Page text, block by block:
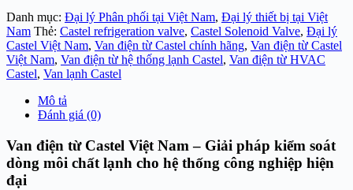
Danh mục: Đại lý Phân phối tại Việt Nam, Đại lý thiết bị tại Việt
Nam Thẻ: Castel refrigeration valve, Castel Solenoid Valve, Đại lý
Castel Việt Nam, Van điện từ Castel chính hãng, Van điện từ Castel
Việt Nam, Van điện từ hệ thống lạnh Castel, Van điện từ HVAC
Castel, Van lạnh Castel
Mô tả
Đánh giá (0)
Van điện từ Castel Việt Nam – Giải pháp kiểm soát
dòng môi chất lạnh cho hệ thống công nghiệp hiện
đại